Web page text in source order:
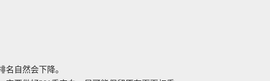
名自然会下降。